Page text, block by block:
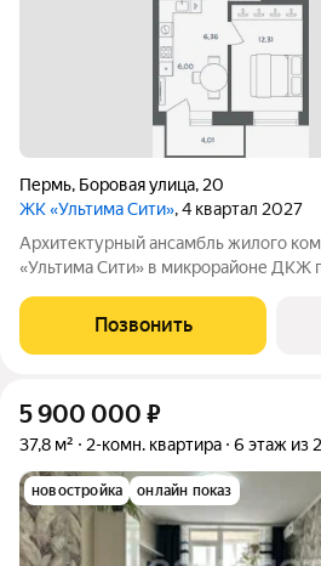
Пермь, Боровая улица, 20
ЖК «Ультима Сити», 4 квартал 2027
Архитектурный ансамбль жилого
«Ультима Сити» в микрорайоне ДКЖ
воплощает в себе современные
сочетая технологичность, эстетику и
Позвонить
5 900 000 ₽
37,8 м² 2-комн. квартира 6 этаж из
новостройка онлайн показ